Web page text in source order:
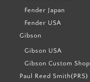
Fender Japan
Fender USA
Gibson
Gibson USA
Gibson Custom Shop
Paul Reed Smith(PRS)